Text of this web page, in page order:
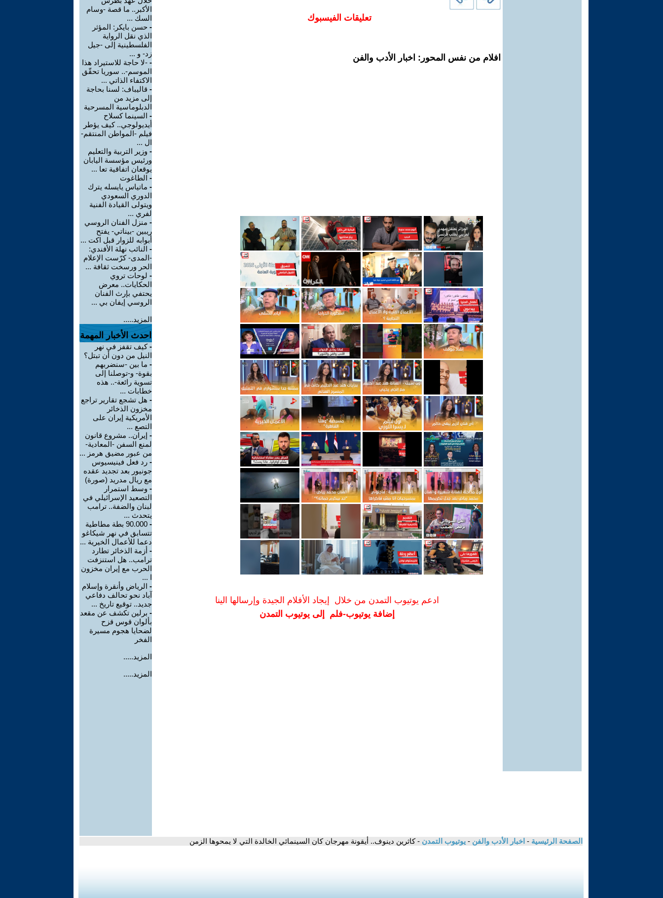
تعليقات الفيسبوك
افلام من نفس المحور: اخبار الأدب والفن
ادعم يوتيوب التمدن من خلال إيجاد الأفلام الجيدة وإرسالها الينا
إضافة يوتيوب-فلم إلى يوتيوب التمدن
الأكبر.. ما قصة -وسام
السك ...
- حسن بايكر: المؤثر
الذي نقل الرواية
الفلسطينية إلى -جيل
زد- و ...
- -لا حاجة للاستيراد هذا
الموسم-.. سوريا تحقّق
الاكتفاء الذاتي ...
- قاليباف: لسنا بحاجة
إلى مزيد من
الدبلوماسية المسرحية
- السينما كسلاح
أيديولوجي.. كيف يؤطر
فيلم -المواطن المنتقم-
ال ...
- وزير التربية والتعليم
ورئيس مؤسسة اليابان
يوقعان اتفاقية تعا ...
- الطاغوت
- ماتياس يايسله يترك
الدوري السعودي
ويتولى القيادة الفنية
لفري ...
- منزل الفنان الروسي
ريبين -بيناتي- يفتح
أبوابه للزوار قبل اكت ...
- النائب نهلة الأفندي:
-المدى- كرّست الإعلام
الحر ورسخت ثقافة ...
- لوحات تروي
الحكايات.. معرض
يحتفي بإرث الفنان
الروسي إيفان بي ...
المزيد.....
احدث الأخبار المهمة
-كيف تقفز في نهر
النيل من دون أن تبتل؟
- ما بين -سنضربهم
بقوة- و-توصلنا إلى
تسوية رائعة-.. هذه
خطابات ...
- هل تشجع تقارير تراجع
مخزون الذخائر
الأمريكية إيران على
التصع ...
- إيران.. مشروع قانون
لمنع السفن -المعادية-
من عبور مضيق هرمز ...
- رد فعل فينيسيوس
جونيور بعد تجديد عقده
مع ريال مدريد (صورة)
- وسط استمرار
التصعيد الإسرائيلي في
لبنان والضفة.. ترامب
يتحدث ...
-
90.000 بطة مطاطية
تتسابق في نهر شيكاغو
دعما للأعمال الخيرية ...
- أزمة الذخائر تطارد
ترامب.. هل استنزفت
الحرب مع إيران مخزون
ا ...
- الرياض وأنقرة وإسلام
آباد نحو تحالف دفاعي
جديد.. توقيع تاريخ ...
- برلين تكشف عن مقعد
بألوان قوس قزح
لضحايا هجوم مسيرة
الفخر
المزيد.....
المزيد.....
الصفحة الرئيسية - اخبار الأدب والفن - يوتيوب التمدن - كاثرين دينوف.. أيقونة مهرجان كان السينمائي الخالدة التي لا يمحوها الزمن